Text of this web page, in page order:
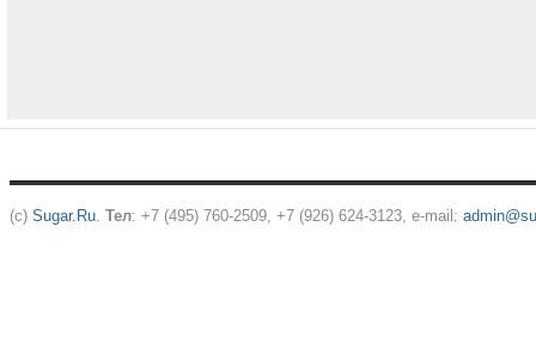
(c) Sugar.Ru. Тел: +7 (495) 760-2509, +7 (926) 624-3123, e-mail: